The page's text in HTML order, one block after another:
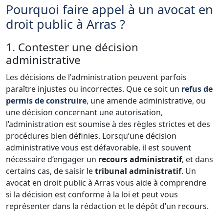
Pourquoi faire appel à un avocat en
droit public à Arras ?
1. Contester une décision
administrative
Les décisions de l'administration peuvent parfois
paraître injustes ou incorrectes. Que ce soit un refus de
permis de construire, une amende administrative, ou
une décision concernant une autorisation,
l’administration est soumise à des règles strictes et des
procédures bien définies. Lorsqu’une décision
administrative vous est défavorable, il est souvent
nécessaire d’engager un recours administratif, et dans
certains cas, de saisir letribunal administratif. Un
avocat en droit public à Arras vous aide à comprendre
si la décision est conforme à la loi et peut vous
représenter dans la rédaction et le dépôt d’un recours.